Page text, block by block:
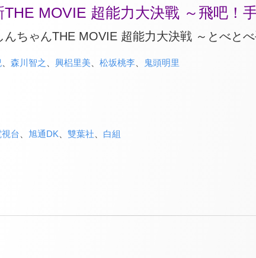
MOVIE 超能力大決戰 ～飛吧！
んちゃんTHE MOVIE 超能力大決戦 ～とべと
、 森川智之 興梠里美 松坂桃李、 鬼頭明里
台 旭通DK 雙葉社 白組